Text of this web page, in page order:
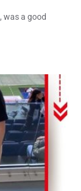
was a good